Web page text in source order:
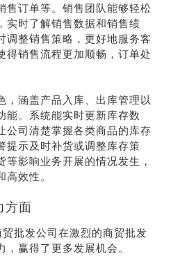
售订单等。销售团队能够轻松
实时了解销售数据和销售绩
调整销售策略，更好地服务客
得销售流程更加顺畅，订单处
，涵盖产品入库、出库管理以
能。系统能实时更新库存数
公司清楚掌握各类商品的库存
提示及时补货或调整库存策
影响业务开展的情况发生，
效性。
方面
批发公司在激烈的商贸批发
赢得了更多发展机会。